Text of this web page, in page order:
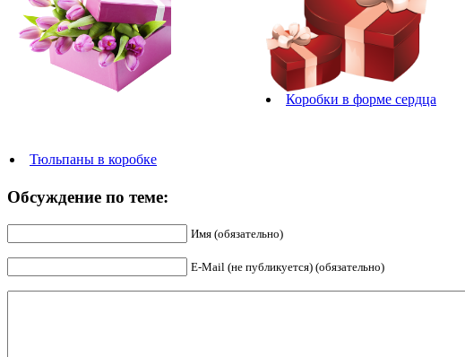
Тюльпаны в коробке
Коробки в форме сердца
Обсуждение по теме:
Имя (обязательно)
E-Mail (не публикуется) (обязательно)